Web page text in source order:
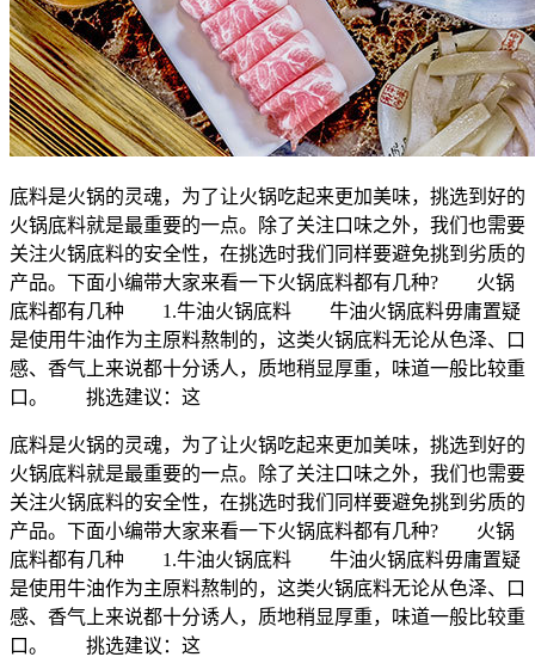
底料是火锅的灵魂，为了让火锅吃起来更加美味，挑选到好的
火锅底料就是最重要的一点。除了关注口味之外，我们也需要
关注火锅底料的安全性，在挑选时我们同样要避免挑到劣质的
产品。下面小编带大家来看一下火锅底料都有几种? 火锅
底料都有几种 1.牛油火锅底料 牛油火锅底料毋庸置疑
是使用牛油作为主原料熬制的，这类火锅底料无论从色泽、口
感、香气上来说都十分诱人，质地稍显厚重，味道一般比较重
口。 挑选建议：这
底料是火锅的灵魂，为了让火锅吃起来更加美味，挑选到好的
火锅底料就是最重要的一点。除了关注口味之外，我们也需要
关注火锅底料的安全性，在挑选时我们同样要避免挑到劣质的
产品。下面小编带大家来看一下火锅底料都有几种? 火锅
底料都有几种 1.牛油火锅底料 牛油火锅底料毋庸置疑
是使用牛油作为主原料熬制的，这类火锅底料无论从色泽、口
感、香气上来说都十分诱人，质地稍显厚重，味道一般比较重
口。 挑选建议：这